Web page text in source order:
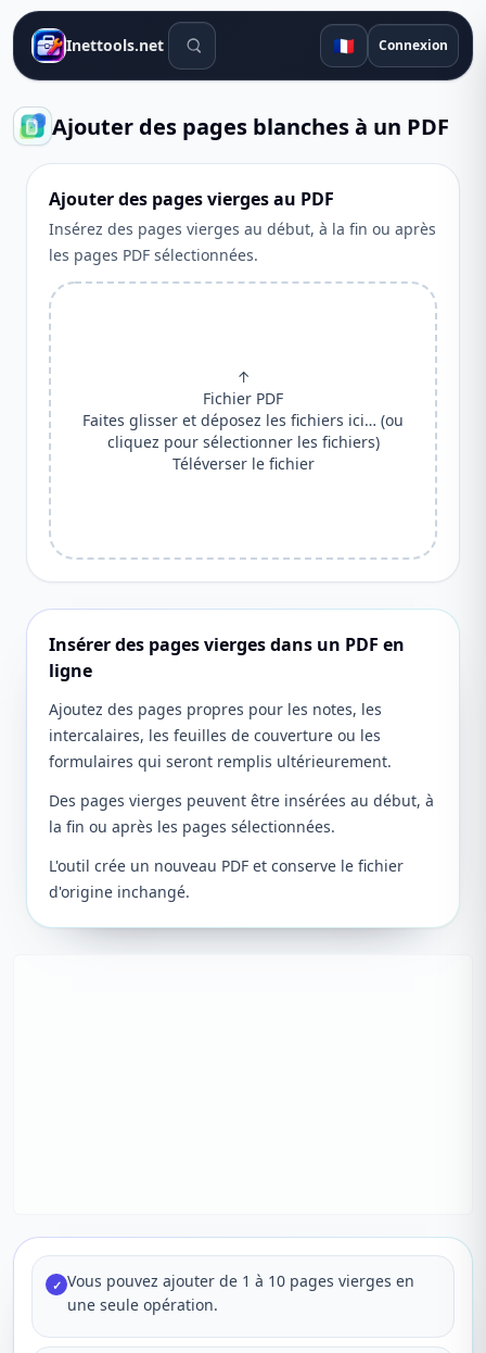
Inettools.net Outils de recherche 🇫🇷 Connexion
Ajouter des pages blanches à un PDF
Ajouter des pages vierges au PDF
Insérez des pages vierges au début, à la fin ou après
les pages PDF sélectionnées.
↑
Fichier PDF
Faites glisser et déposez les fichiers ici… (ou
cliquez pour sélectionner les fichiers)
Téléverser le fichier
Insérer des pages vierges dans un PDF en
ligne
Ajoutez des pages propres pour les notes, les
intercalaires, les feuilles de couverture ou les
formulaires qui seront remplis ultérieurement.
Des pages vierges peuvent être insérées au début, à
la fin ou après les pages sélectionnées.
L'outil crée un nouveau PDF et conserve le fichier
d'origine inchangé.
✓ Vous pouvez ajouter de 1 à 10 pages vierges en
une seule opération.